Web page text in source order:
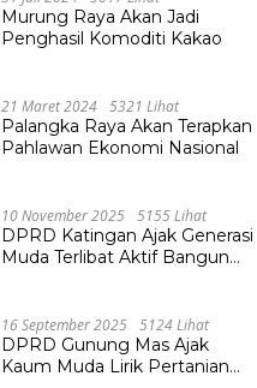
Murung Raya Akan Jadi
Penghasil Komoditi Kakao
21 Maret 2024 5321 Lihat
Palangka Raya Akan Terapkan
Pahlawan Ekonomi Nasional
10 November 2025 5155 Lihat
DPRD Katingan Ajak Generasi
Muda Terlibat Aktif Bangun
16 September 2025 5124 Lihat
DPRD Gunung Mas Ajak
Kaum Muda Lirik Pertanian